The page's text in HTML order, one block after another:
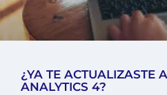
¿YA TE ACTUALIZASTE
ANALYTICS 4?